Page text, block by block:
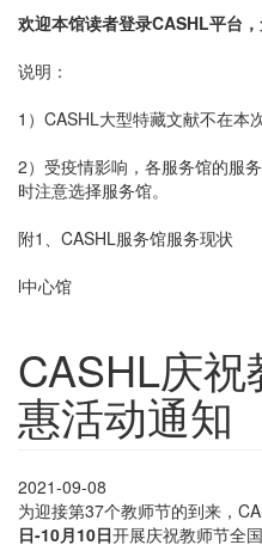
欢迎本馆读者登录CASHL平台，
说明：
1）CASHL大型特藏文献不在本
2）受疫情影响，各服务馆的服
时注意选择服务馆。
附1、CASHL服务馆服务现状
l中心馆
CASHL庆
惠活动通知
2021-09-08
为迎接第37个教师节的到来，
日-10月10日开展庆祝教师节全